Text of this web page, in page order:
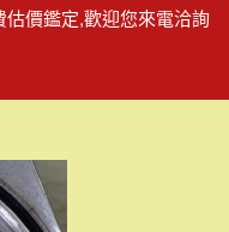
價鑑定,歡迎您來電洽詢